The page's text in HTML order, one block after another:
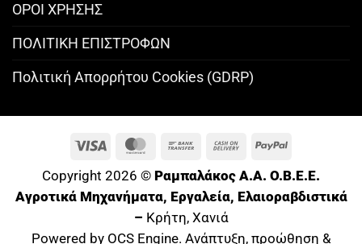
ΟΡΟΙ ΧΡΗΣΗΣ
ΠΟΛΙΤΙΚΗ ΕΠΙΣΤΡΟΦΩΝ
Πολιτική Απορρήτου Cookies (GDRP)
Visa MasterCard
Bank
Cash
PayPal
Copyright 2026 © Ραμπαλάκος A.A. O.B.E.E.
Αγροτικά Μηχανήματα, Εργαλεία, Ελαιοραβδιστικά
– Κρήτη, Χανιά
Powered by OCS Engine. Ανάπτυξη, προώθηση &